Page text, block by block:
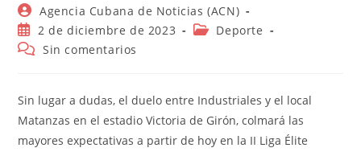
Autor
de
la
entrada:
Agencia Cubana de Noticias (ACN)
Publicación
de
2 de diciembre de 2023
Categoría
Deporte
Comentarios
entrada:
Sin comentarios
Sin lugar a dudas, el duelo entre Industriales y el local
Matanzas en el estadio Victoria de Girón, colmará las
mayores expectativas a partir de hoy en la II Liga Élite